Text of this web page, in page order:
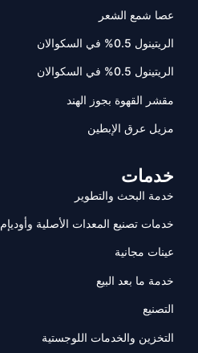
عصا شمع الشعر
الريتينول 0.5% في السكوالان
الريتينول 0.5% في السكوالان
مقشر القهوة بجوز الهند
مزيل عرق الإبطين
خدمات
خدمة البحث والتطوير
خدمات تصنيع المعدات الأصلية وأوديإم
عينات مجانية
خدمة ما بعد البيع
التصنيع
التخزين والخدمات اللوجستية